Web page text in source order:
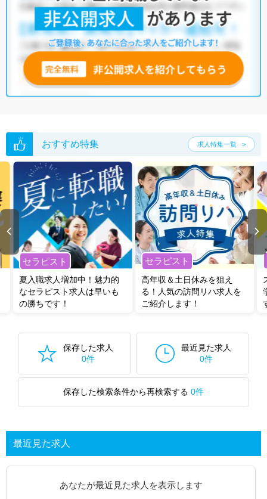
おすすめ特集 求人特集一覧
セラピスト
夏入職求人増加中！魅力的
なセラピスト求人は早いも
の勝ちです！
セラピスト
高年収＆土日休みを狙え
る！人気の訪問リハ求人を
ご紹介します！
保存した求人
0件
最近見た求人
0件
保存した検索条件から再検索する 0件
最近見た求人
あなたが最近見た求人を表示します